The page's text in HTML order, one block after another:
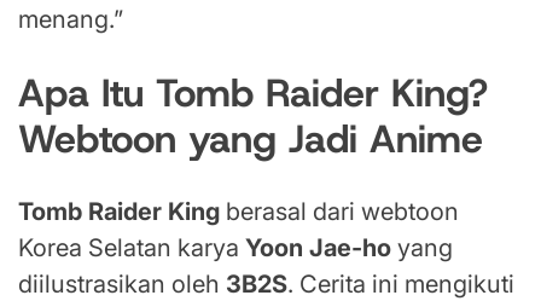
menang.”
Apa Itu Tomb Raider King?
Webtoon yang Jadi Anime
Tomb Raider King berasal dari webtoon
Korea Selatan karya Yoon Jae-ho yang
diilustrasikan oleh 3B2S. Cerita ini mengikuti